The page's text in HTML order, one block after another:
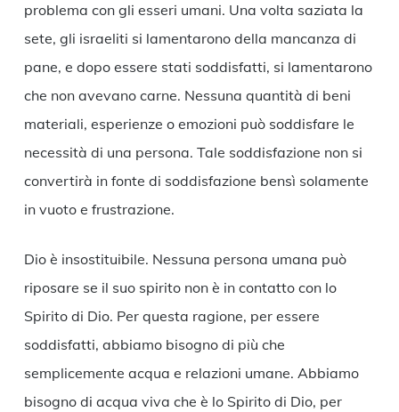
problema con gli esseri umani. Una volta saziata la
sete, gli israeliti si lamentarono della mancanza di
pane, e dopo essere stati soddisfatti, si lamentarono
che non avevano carne. Nessuna quantità di beni
materiali, esperienze o emozioni può soddisfare le
necessità di una persona. Tale soddisfazione non si
convertirà in fonte di soddisfazione bensì solamente
in vuoto e frustrazione.
Dio è insostituibile. Nessuna persona umana può
riposare se il suo spirito non è in contatto con lo
Spirito di Dio. Per questa ragione, per essere
soddisfatti, abbiamo bisogno di più che
semplicemente acqua e relazioni umane. Abbiamo
bisogno di acqua viva che è lo Spirito di Dio, per